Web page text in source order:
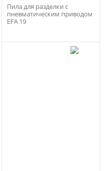
Пила для разделки с
пневматическим приводом
EFA 19